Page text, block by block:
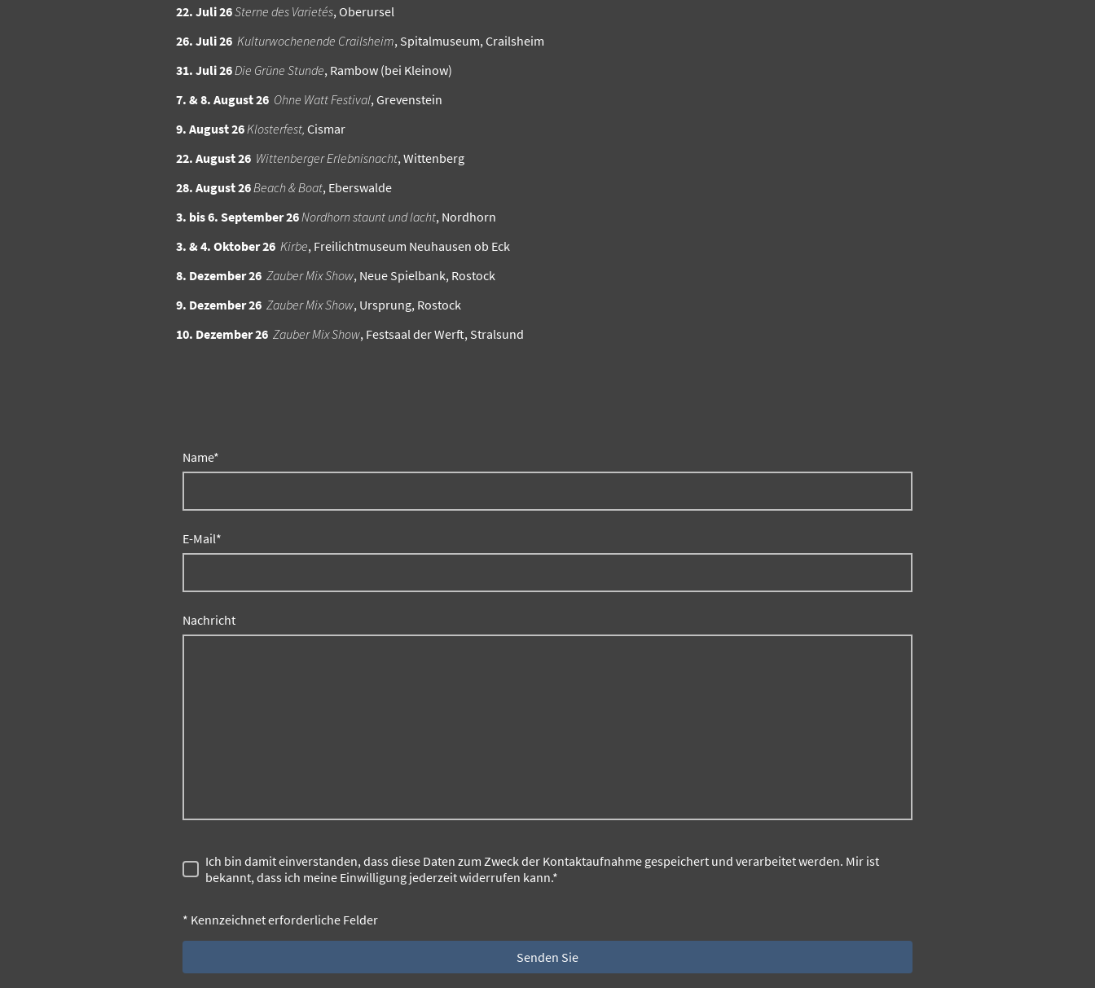
22. Juli 26Sterne des Varietés, Oberursel
26. Juli 26 Kulturwochenende Crailsheim, Spitalmuseum, Crailsheim
31. Juli 26Die Grüne Stunde, Rambow (bei Kleinow)
7. & 8. August 26 Ohne Watt Festival, Grevenstein
9. August 26Klosterfest, Cismar
22. August 26 Wittenberger Erlebnisnacht, Wittenberg
28. August 26Beach & Boat, Eberswalde
3. bis 6. September 26Nordhorn staunt und lacht, Nordhorn
3. & 4. Oktober 26 Kirbe, Freilichtmuseum Neuhausen ob Eck
8. Dezember 26 Zauber Mix Show, Neue Spielbank, Rostock
9. Dezember 26 Zauber Mix Show, Ursprung, Rostock
10. Dezember 26 Zauber Mix Show, Festsaal der Werft, Stralsund
Name*
E-Mail*
Nachricht
Ich bin damit einverstanden, dass diese Daten zum Zweck der Kontaktaufnahme gespeichert und verarbeitet werden. Mir ist
bekannt, dass ich meine Einwilligung jederzeit widerrufen kann.*
* Kennzeichnet erforderliche Felder
Senden Sie